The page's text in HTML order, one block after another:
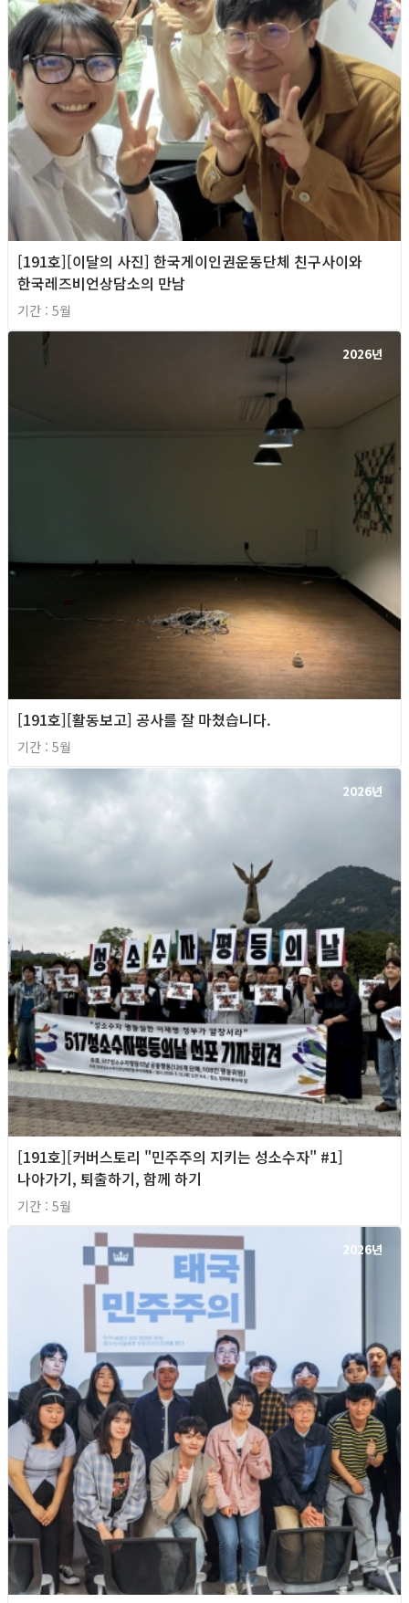
[191호][이달의 사진] 한국게이인권운동단체 친구사이와
한국레즈비언상담소의 만남
기간 : 5월
2026년
[191호][활동보고] 공사를 잘 마쳤습니다.
기간 : 5월
2026년
[191호][커버스토리 "민주주의 지키는 성소수자" #1]
나아가기, 퇴출하기, 함께 하기
기간 : 5월
2026년